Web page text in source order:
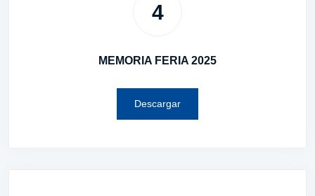
4
MEMORIA FERIA 2025
Descargar